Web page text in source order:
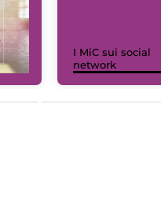
I MiC sui social
network